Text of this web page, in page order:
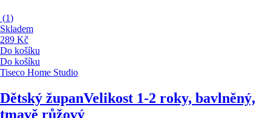
(1)
Skladem
289 Kč
Do košíku
Do košíku
Tiseco Home Studio
Dětský županVelikost 1-2 roky, bavlněný,
tmavě růžový